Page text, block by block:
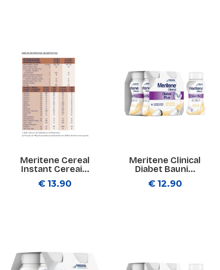
Meritene Cereal
Instant Cereai...
€ 13.90
Meritene Clinical
Diabet Bauni...
€ 12.90